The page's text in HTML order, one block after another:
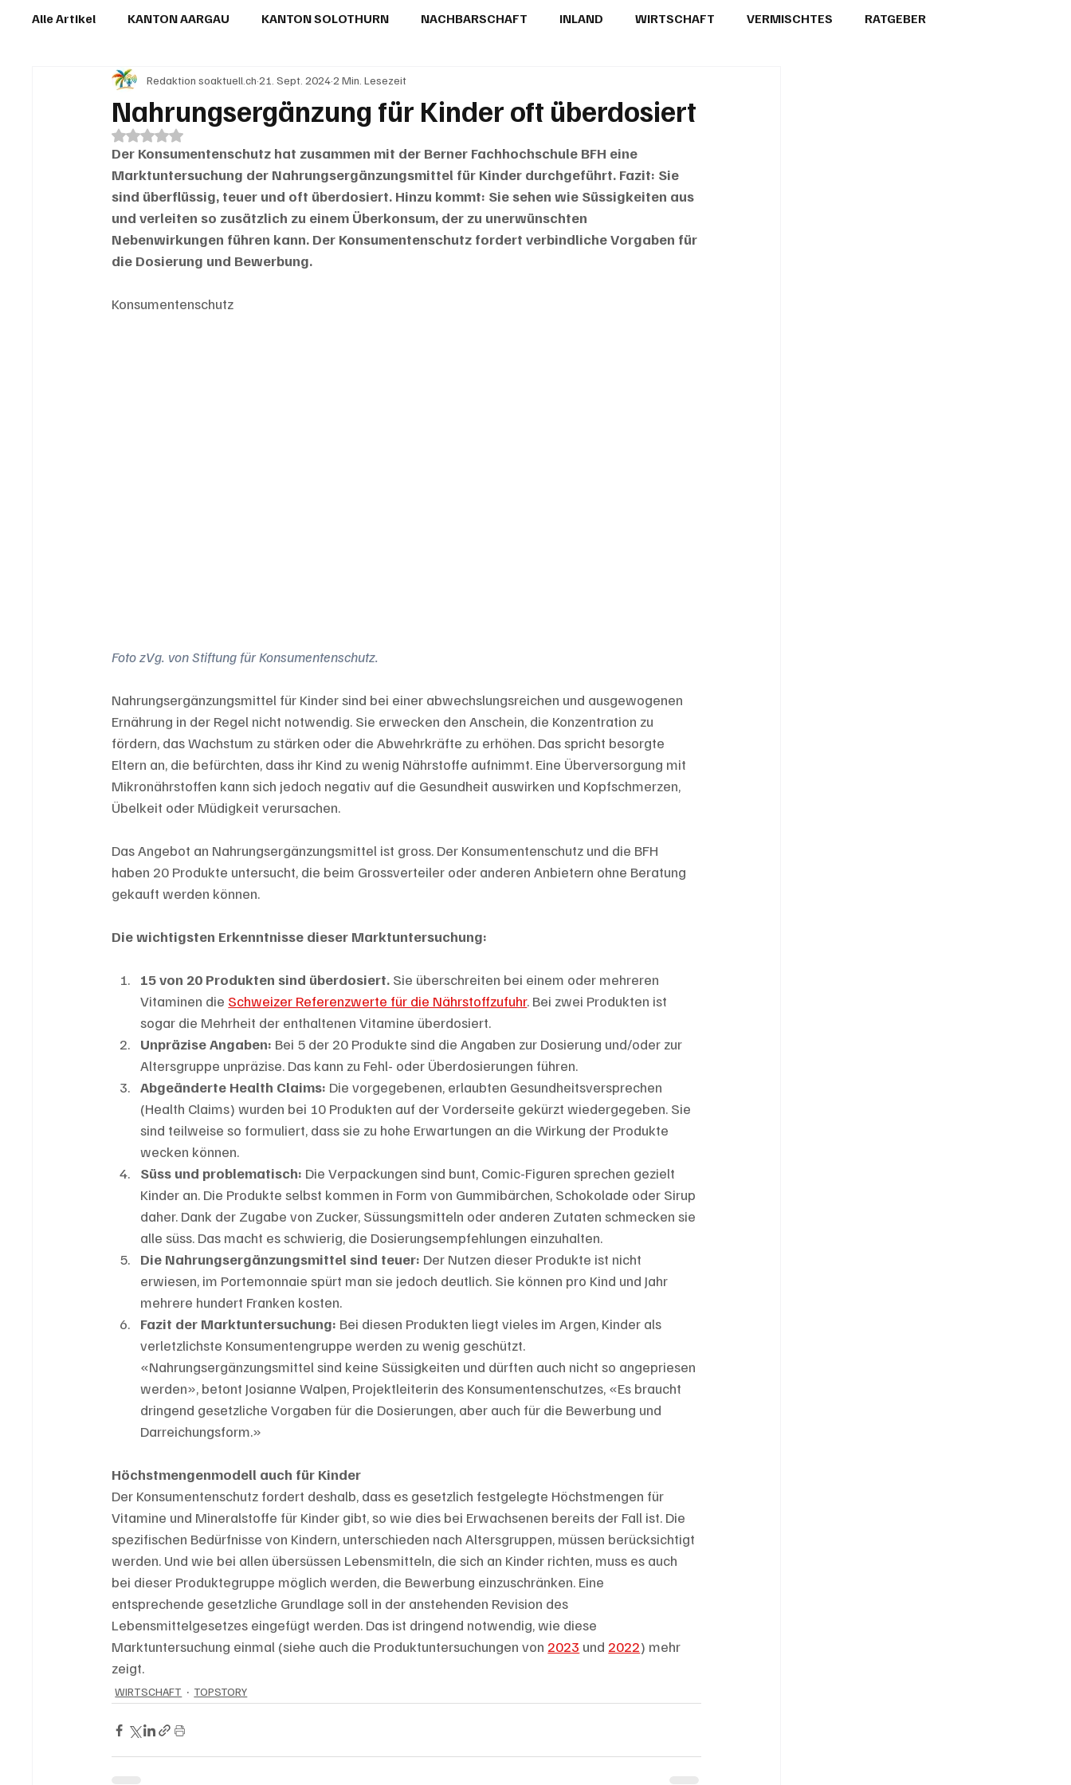
Alle Artikel KANTON AARGAU KANTON SOLOTHURN NACHBARSCHAFT INLAND WIRTSCHAFT VERMISCHTES RATGEBER
IN EIGENER SACHE KOMMENTARE LESERBRIEFE
Nahrungsergänzung für Kinder oft überdosiert
Redaktion soaktuell.ch 21. Sept. 20242 Min. Lesezeit
Mit NaN von 5 Sternen bewertet.
Der Konsumentenschutz hat zusammen mit der Berner Fachhochschule BFH eine
Marktuntersuchung der Nahrungsergänzungsmittel für Kinder durchgeführt. Fazit: Sie
sind überflüssig, teuer und oft überdosiert. Hinzu kommt: Sie sehen wie Süssigkeiten aus
und verleiten so zusätzlich zu einem Überkonsum, der zu unerwünschten
Nebenwirkungen führen kann. Der Konsumentenschutz fordert verbindliche Vorgaben für
die Dosierung und Bewerbung.
Konsumentenschutz
Foto zVg. von Stiftung für Konsumentenschutz.
Nahrungsergänzungsmittel für Kinder sind bei einer abwechslungsreichen und ausgewogenen
Ernährung in der Regel nicht notwendig. Sie erwecken den Anschein, die Konzentration zu
fördern, das Wachstum zu stärken oder die Abwehrkräfte zu erhöhen. Das spricht besorgte
Eltern an, die befürchten, dass ihr Kind zu wenig Nährstoffe aufnimmt. Eine Überversorgung mit
Mikronährstoffen kann sich jedoch negativ auf die Gesundheit auswirken und Kopfschmerzen,
Übelkeit oder Müdigkeit verursachen.
Das Angebot an Nahrungsergänzungsmittel ist gross. Der Konsumentenschutz und die BFH
haben 20 Produkte untersucht, die beim Grossverteiler oder anderen Anbietern ohne Beratung
gekauft werden können.
Die wichtigsten Erkenntnisse dieser Marktuntersuchung:
15 von 20 Produkten sind überdosiert. Sie überschreiten bei einem oder mehreren
Vitaminen die Schweizer Referenzwerte für die Nährstoffzufuhr. Bei zwei Produkten ist
sogar die Mehrheit der enthaltenen Vitamine überdosiert.
Unpräzise Angaben: Bei 5 der 20 Produkte sind die Angaben zur Dosierung und/oder zur
Altersgruppe unpräzise. Das kann zu Fehl- oder Überdosierungen führen.
Abgeänderte Health Claims: Die vorgegebenen, erlaubten Gesundheitsversprechen
(Health Claims) wurden bei 10 Produkten auf der Vorderseite gekürzt wiedergegeben. Sie
sind teilweise so formuliert, dass sie zu hohe Erwartungen an die Wirkung der Produkte
wecken können.
Süss und problematisch: Die Verpackungen sind bunt, Comic-Figuren sprechen gezielt
Kinder an. Die Produkte selbst kommen in Form von Gummibärchen, Schokolade oder Sirup
daher. Dank der Zugabe von Zucker, Süssungsmitteln oder anderen Zutaten schmecken sie
alle süss. Das macht es schwierig, die Dosierungsempfehlungen einzuhalten.
Die Nahrungsergänzungsmittel sind teuer: Der Nutzen dieser Produkte ist nicht
erwiesen, im Portemonnaie spürt man sie jedoch deutlich. Sie können pro Kind und Jahr
mehrere hundert Franken kosten.
Fazit der Marktuntersuchung: Bei diesen Produkten liegt vieles im Argen, Kinder als
verletzlichste Konsumentengruppe werden zu wenig geschützt.
«Nahrungsergänzungsmittel sind keine Süssigkeiten und dürften auch nicht so angepriesen
werden», betont Josianne Walpen, Projektleiterin des Konsumentenschutzes, «Es braucht
dringend gesetzliche Vorgaben für die Dosierungen, aber auch für die Bewerbung und
Darreichungsform.»
Höchstmengenmodell auch für Kinder
Der Konsumentenschutz fordert deshalb, dass es gesetzlich festgelegte Höchstmengen für
Vitamine und Mineralstoffe für Kinder gibt, so wie dies bei Erwachsenen bereits der Fall ist. Die
spezifischen Bedürfnisse von Kindern, unterschieden nach Altersgruppen, müssen berücksichtigt
werden. Und wie bei allen übersüssen Lebensmitteln, die sich an Kinder richten, muss es auch
bei dieser Produktegruppe möglich werden, die Bewerbung einzuschränken. Eine
entsprechende gesetzliche Grundlage soll in der anstehenden Revision des
Lebensmittelgesetzes eingefügt werden. Das ist dringend notwendig, wie diese
Marktuntersuchung einmal (siehe auch die Produktuntersuchungen von 2023 und 2022) mehr
zeigt.
WIRTSCHAFT TOPSTORY